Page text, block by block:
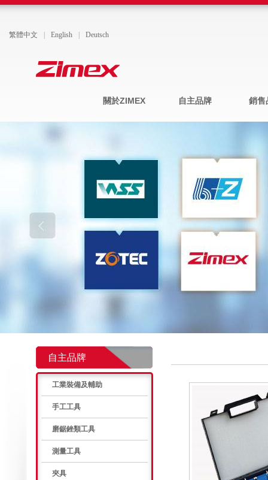
繁體中文 English Deutsch
關於ZIMEX 自主品牌 銷售
自主品牌
工業裝備及輔助
手工工具
磨鋸銼類工具
測量工具
夾具